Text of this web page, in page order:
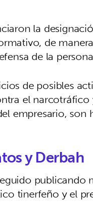
la
de
de la
de posibles
el
empresario, son
y Derbah
publicando
tinerfeño y el